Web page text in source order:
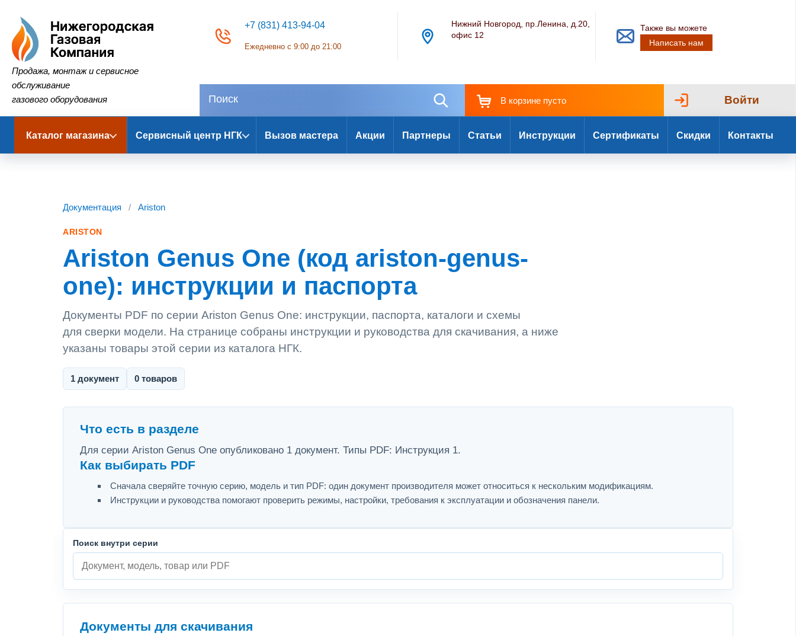
Нижегородская Газовая Компания
Продажа, монтаж и сервисное
обслуживание
газового оборудования
+7 (831) 413-94-04
Ежедневно с 9:00 до 21:00
Нижний Новгород, пр.Ленина, д.20,
офис 12
Также вы можете
Написать нам
В корзине пусто Войти
Каталог магазина Сервисный центр НГК Вызов мастера Акции Партнеры Статьи Инструкции Сертификаты Скидки Контакты
Документация / Ariston
ARISTON
Ariston Genus One (код ariston-genus-
one): инструкции и паспорта
Документы PDF по серии Ariston Genus One: инструкции, паспорта, каталоги и схемы
для сверки модели. На странице собраны инструкции и руководства для скачивания, а ниже
указаны товары этой серии из каталога НГК.
1 документ 0 товаров
Что есть в разделе
Для серии Ariston Genus One опубликовано 1 документ. Типы PDF: Инструкция 1.
Как выбирать PDF
Сначала сверяйте точную серию, модель и тип PDF: один документ производителя может относиться к нескольким модификациям.
Инструкции и руководства помогают проверить режимы, настройки, требования к эксплуатации и обозначения панели.
Поиск внутри серии
Документы для скачивания